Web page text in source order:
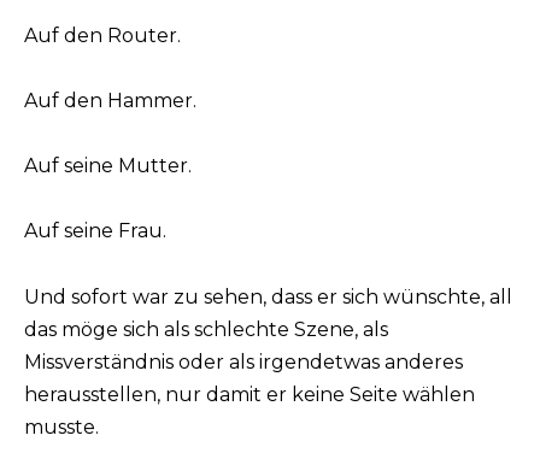
Auf den Router.
Auf den Hammer.
Auf seine Mutter.
Auf seine Frau.
Und sofort war zu sehen, dass er sich wünschte, all
das möge sich als schlechte Szene, als
Missverständnis oder als irgendetwas anderes
herausstellen, nur damit er keine Seite wählen
musste.